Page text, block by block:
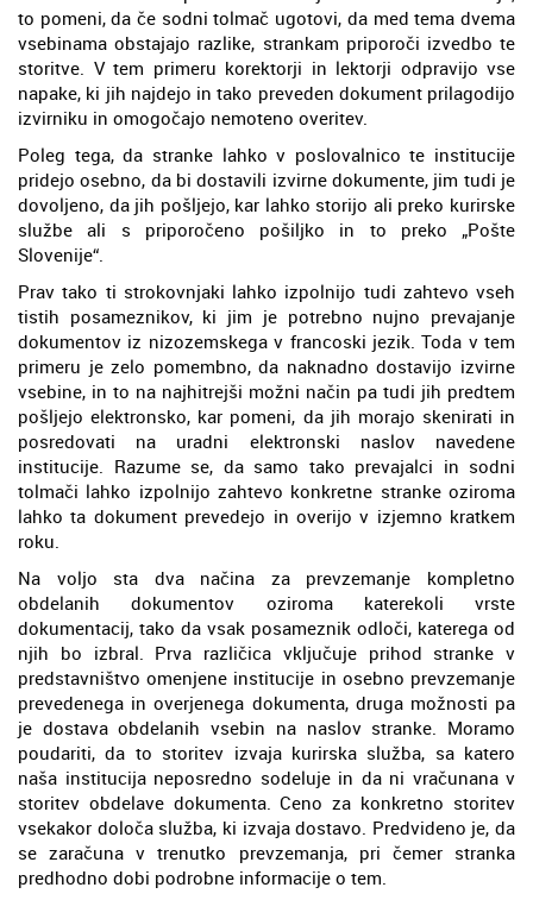
to pomeni, da če sodni tolmač ugotovi, da med tema dvema
vsebinama obstajajo razlike, strankam priporoči izvedbo te
storitve. V tem primeru korektorji in lektorji odpravijo vse
napake, ki jih najdejo in tako preveden dokument prilagodijo
izvirniku in omogočajo nemoteno overitev.
Poleg tega, da stranke lahko v poslovalnico te institucije
pridejo osebno, da bi dostavili izvirne dokumente, jim tudi je
dovoljeno, da jih pošljejo, kar lahko storijo ali preko kurirske
službe ali s priporočeno pošiljko in to preko „Pošte
Slovenije“.
Prav tako ti strokovnjaki lahko izpolnijo tudi zahtevo vseh
tistih posameznikov, ki jim je potrebno nujno prevajanje
dokumentov iz nizozemskega v francoski jezik. Toda v tem
primeru je zelo pomembno, da naknadno dostavijo izvirne
vsebine, in to na najhitrejši možni način pa tudi jih predtem
pošljejo elektronsko, kar pomeni, da jih morajo skenirati in
posredovati na uradni elektronski naslov navedene
institucije. Razume se, da samo tako prevajalci in sodni
tolmači lahko izpolnijo zahtevo konkretne stranke oziroma
lahko ta dokument prevedejo in overijo v izjemno kratkem
roku.
Na voljo sta dva načina za prevzemanje kompletno
obdelanih dokumentov oziroma katerekoli vrste
dokumentacij, tako da vsak posameznik odloči, katerega od
njih bo izbral. Prva različica vključuje prihod stranke v
predstavništvo omenjene institucije in osebno prevzemanje
prevedenega in overjenega dokumenta, druga možnosti pa
je dostava obdelanih vsebin na naslov stranke. Moramo
poudariti, da to storitev izvaja kurirska služba, sa katero
naša institucija neposredno sodeluje in da ni vračunana v
storitev obdelave dokumenta. Ceno za konkretno storitev
vsekakor določa služba, ki izvaja dostavo. Predvideno je, da
se zaračuna v trenutko prevzemanja, pri čemer stranka
predhodno dobi podrobne informacije o tem.